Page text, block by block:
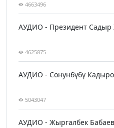
4663496
АУДИО - Президент Садыр
4625875
АУДИО - Сонунбүбү
5043047
АУДИО - Жыргалбек